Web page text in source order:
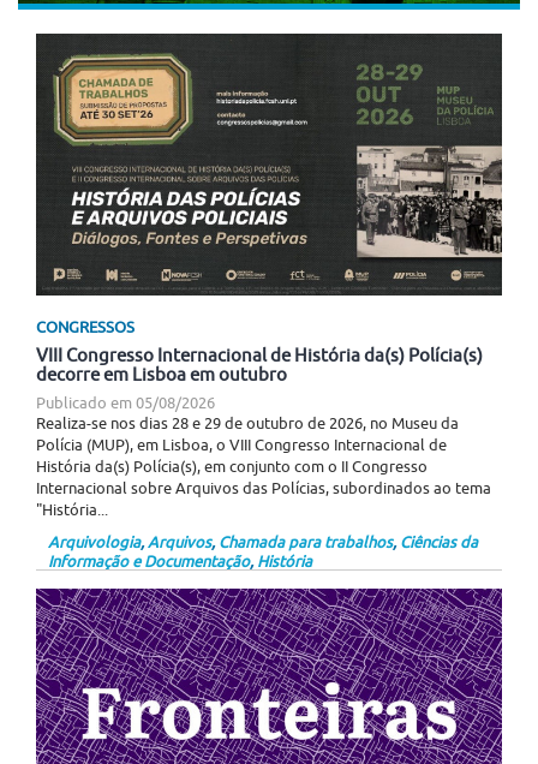
CONGRESSOS
VIII Congresso Internacional de História da(s) Polícia(s)
decorre em Lisboa em outubro
Publicado em 05/08/2026
Realiza-se nos dias 28 e 29 de outubro de 2026, no Museu da
Polícia (MUP), em Lisboa, o VIII Congresso Internacional de
História da(s) Polícia(s), em conjunto com o II Congresso
Internacional sobre Arquivos das Polícias, subordinados ao tema
"História...
Arquivologia,Arquivos, Chamada para trabalhos, Ciências da
Informação e Documentação, História